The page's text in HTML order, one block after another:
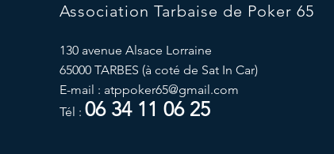
Association Tarbaise de Poker 65
130 avenue Alsace Lorraine
65000 TARBES (à coté de Sat In Car)
E-mail : atppoker65@gmail.com
Tél : 06 34 11 06 25